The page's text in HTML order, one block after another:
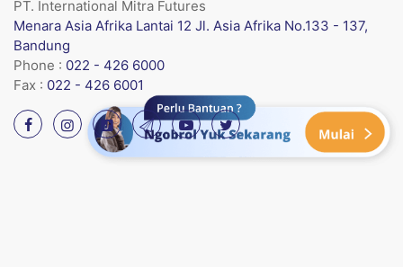
PT. International Mitra Futures
Menara Asia Afrika Lantai 12 Jl. Asia Afrika No.133 - 137,
Bandung
Phone : 022 - 426 6000
Fax : 022 - 426 6001